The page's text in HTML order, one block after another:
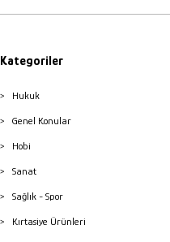
Kategoriler
Hukuk
Genel Konular
Hobi
Sanat
Sağlık - Spor
Kırtasiye Ürünleri